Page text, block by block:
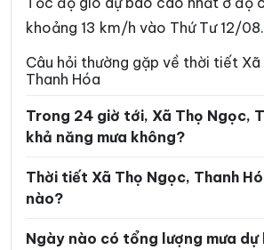
Xã Hóa Quỳ Xã
Xã Hoằng Giang Xã Hoằng
Xã Hoằng Lộc
Xã Hoằng Sơn Xã
Xã Hoằng Tiến Xã Hoạt
Xã Hồi Xuân
khoảng 13 km/h vào Thứ Tư 12/08.
Câu hỏi thường gặp về thời tiết Xã
Thanh Hóa
Trong 24 giờ tới, Xã Thọ Ngọc,
khả năng mưa không?
Thời tiết Xã Thọ Ngọc, Thanh
nào?
Ngày nào có tổng lượng mưa